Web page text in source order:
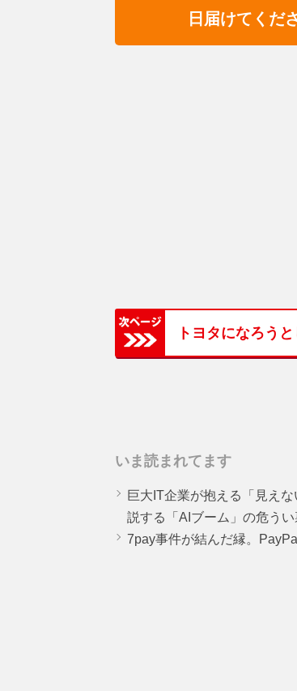
日届けてくだ
トヨタになろう
いま読まれてます
巨大IT企業が抱える「見え
説する「AIブーム」の危うい
7pay事件が結んだ縁。